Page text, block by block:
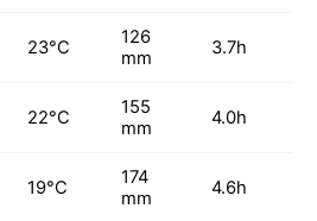
23°C
126
mm
3.7h
22°C
155
mm
4.0h
19°C
174
mm
4.6h